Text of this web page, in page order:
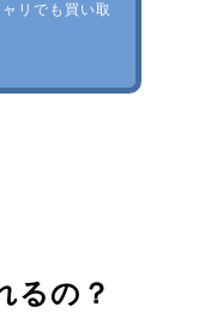
リでも買い取
るの？